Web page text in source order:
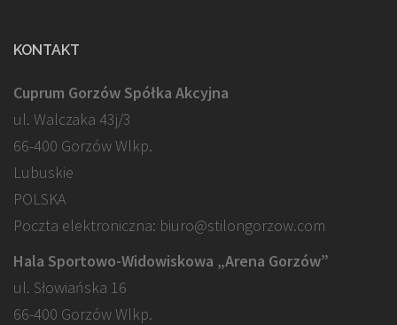
KONTAKT
Cuprum Gorzów Spółka Akcyjna
ul. Walczaka 43j/3
66-400 Gorzów Wlkp.
Lubuskie
POLSKA
Poczta elektroniczna: biuro@stilongorzow.com
Hala Sportowo-Widowiskowa „Arena Gorzów”
ul. Słowiańska 16
66-400 Gorzów Wlkp.